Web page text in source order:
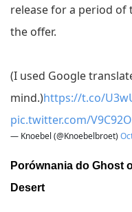
release for a period of
the offer.
(I used Google
mind.)https://t.co/
pic.twitter.com/
— Knoebel (@Knoebelbroet)
Porównania do Ghost
Desert